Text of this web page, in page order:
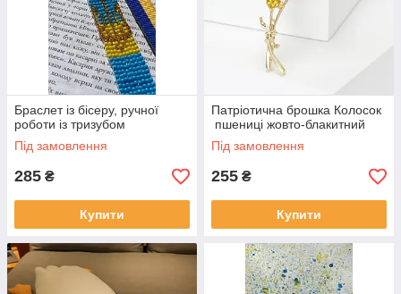
Браслет із бісеру, ручної
роботи із тризубом
Під замовлення
285 ₴
Купити
Патріотична брошка Колосок
пшениці жовто-блакитний
Під замовлення
255 ₴
Купити